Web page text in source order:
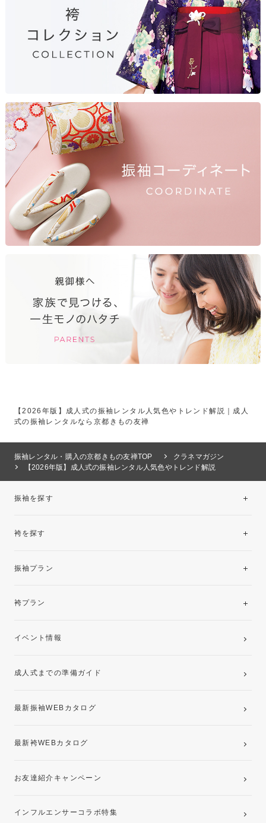
【2026年版】成人式の振袖レンタル人気色やトレンド解説｜成人
式の振袖レンタルなら京都きもの友禅
振袖レンタル・購入の京都きもの友禅TOP
クラネマガジン
【2026年版】成人式の振袖レンタル人気色やトレンド解説
振袖を探す
袴を探す
振袖プラン
レンタルプラン
袴プラン
卒業袴レンタルプラン
イベント情報
成人式までの準備ガイド
最新振袖WEBカタログ
最新袴WEBカタログ
お友達紹介キャンペーン
インフルエンサーコラボ特集